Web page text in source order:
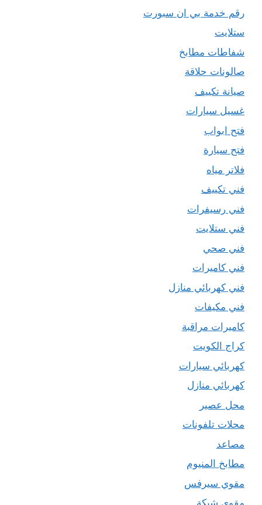
رقم خدمة بي ان سبورت
ستلايت
شفاطات مطابخ
صالونات حلاقة
صيانة تكييف
غسيل سيارات
فتح ابواب
فتح سيارة
فلاتر مياه
فني تكييف
فني رسيفرات
فني ستلايت
فني صحي
فني كاميرات
فني كهربائي منازل
فني مكيفات
كاميرات مراقبة
كراج الكويت
كهربائي سيارات
كهربائي منازل
محل عصير
محلات تلفونات
مصاعد
مطابخ المنيوم
مقوي سيرفس